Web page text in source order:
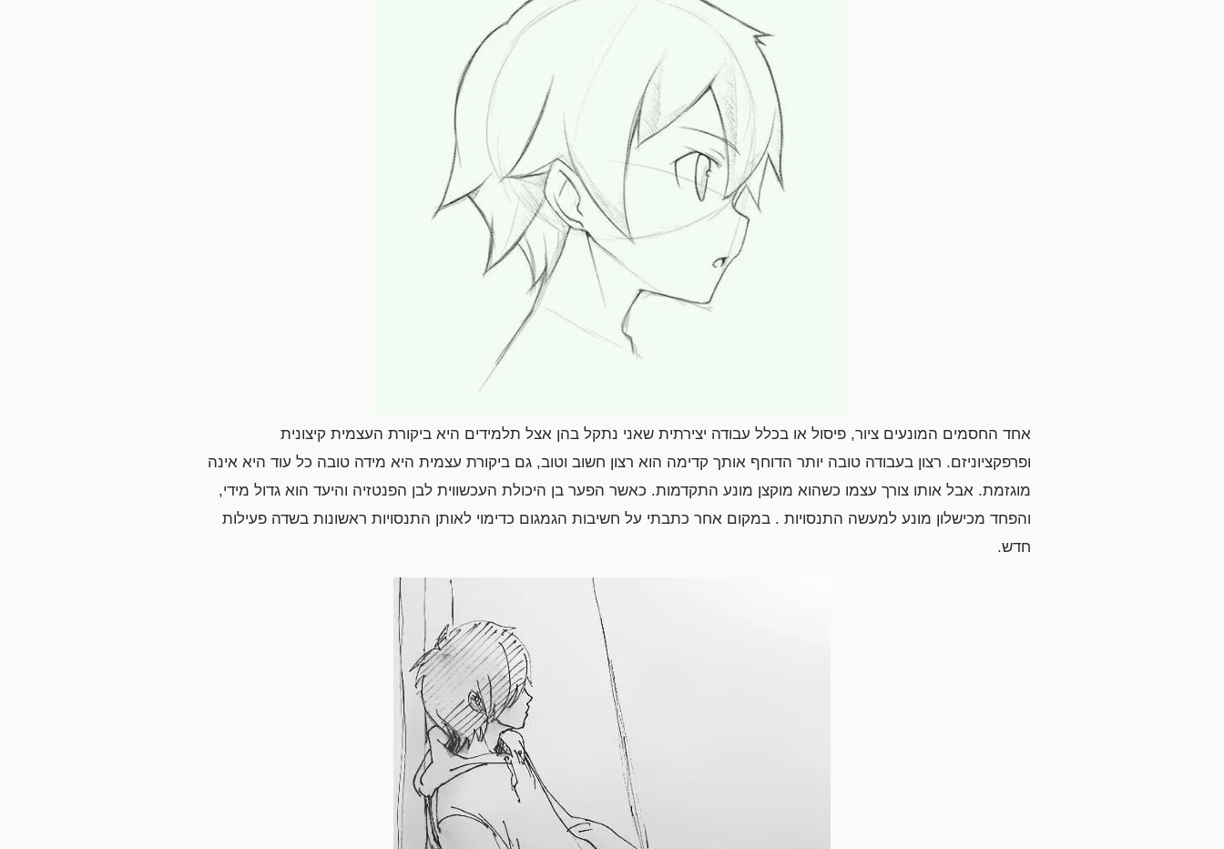
אחד החסמים המונעים ציור, פיסול או בכלל עבודה יצירתית שאני נתקל בהן אצל תלמידים היא ביקורת העצמית קיצונית
ופרפקציוניזם. רצון בעבודה טובה יותר הדוחף אותך קדימה הוא רצון חשוב וטוב, גם ביקורת עצמית היא מידה טובה כל עוד היא אינה
מוגזמת. אבל אותו צורך עצמו כשהוא מוקצן מונע התקדמות. כאשר הפער בן היכולת העכשווית לבן הפנטזיה והיעד הוא גדול מידי,
והפחד מכישלון מונע למעשה התנסויות . במקום אחר כתבתי על חשיבות הגמגום כדימוי לאותן התנסויות ראשונות בשדה פעילות
חדש.